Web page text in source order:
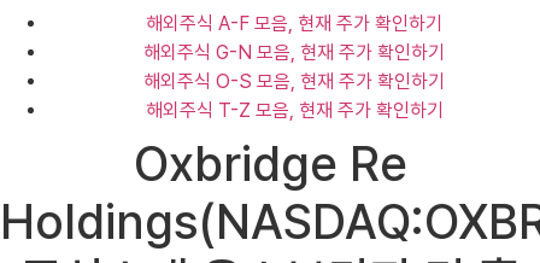
해외주식 A-F 모음, 현재 주가 확인하기
해외주식 G-N 모음, 현재 주가 확인하기
해외주식 O-S 모음, 현재 주가 확인하기
해외주식 T-Z 모음, 현재 주가 확인하기
Oxbridge Re